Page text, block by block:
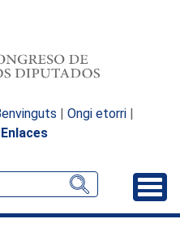
| Ongi etorri |
Enlaces